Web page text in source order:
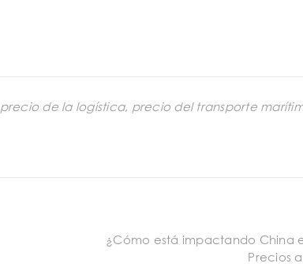
precio de la logística, precio del transporte
¿Cómo está impactando China
Precios